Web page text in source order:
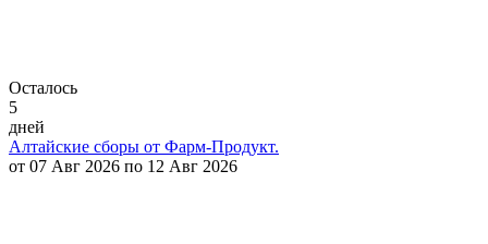
Осталось
5
дней
Алтайские сборы от Фарм-Продукт.
от 07 Авг 2026 по 12 Авг 2026